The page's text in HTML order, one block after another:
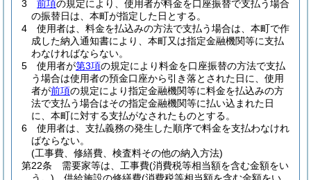
3
前項の規定により、使用者が料金を口座振替で支払う場合
の振替日は、本町が指定した日とする。
4
使用者は、料金を払込みの方法で支払う場合は、本町で作
成した納入通知書により、本町又は指定金融機関等に支払
わなければならない。
5
使用者が第3項の規定により料金を口座振替の方法で支払
う場合は使用者の預金口座から引き落とされた日に、使用
者が前項の規定により指定金融機関等に料金を払込みの方
法で支払う場合はその指定金融機関等に払い込まれた日
に、本町に対する支払がなされたものとする。
6
使用者は、支払義務の発生した順序で料金を支払わなけれ
ばならない。
(工事費、修繕費、検査料その他の納入方法)
第22条
需要家等は、工事費(消費税等相当額を含む金額をい
う。) 、供給施設の修繕費(消費税等相当額を含む金額をい